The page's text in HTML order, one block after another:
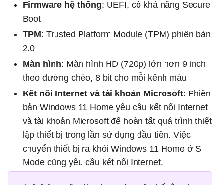
Firmware hệ thống: UEFI, có khả năng Secure
Boot
TPM: Trusted Platform Module (TPM) phiên bản
2.0
Màn hình: Màn hình HD (720p) lớn hơn 9 inch
theo đường chéo, 8 bit cho mỗi kênh màu
Kết nối Internet và tài khoản Microsoft: Phiên
bản Windows 11 Home yêu cầu kết nối Internet
và tài khoản Microsoft để hoàn tất quá trình thiết
lập thiết bị trong lần sử dụng đầu tiên. Việc
chuyển thiết bị ra khỏi Windows 11 Home ở S
Mode cũng yêu cầu kết nối Internet.